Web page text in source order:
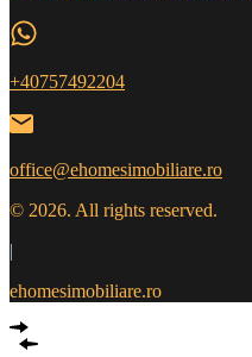
+40757492204
office@ehomesimobiliare.ro
© 2026. All rights reserved.
|
ehomesimobiliare.ro